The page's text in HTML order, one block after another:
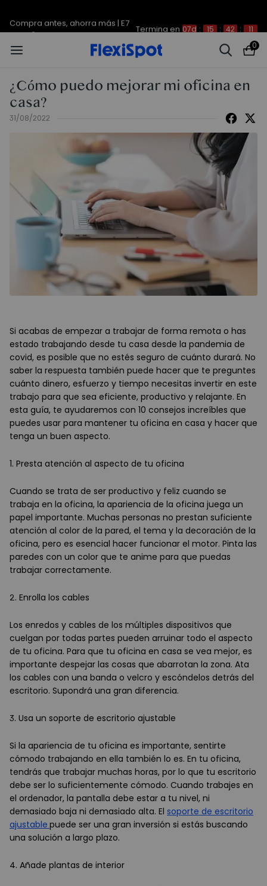
Plus -200 €
0
¿Cómo puedo mejorar mi oficina en
casa?
31/08/2022
Si acabas de empezar a trabajar de forma remota o has
estado trabajando desde tu casa desde la pandemia de
covid, es posible que no estés seguro de cuánto durará. No
saber la respuesta también puede hacer que te preguntes
cuánto dinero, esfuerzo y tiempo necesitas invertir en este
trabajo para que sea eficiente, productivo y relajante. En
esta guía, te ayudaremos con 10 consejos increíbles que
puedes usar para mantener tu oficina en casa y hacer que
tenga un buen aspecto.
1. Presta atención al aspecto de tu oficina
Cuando se trata de ser productivo y feliz cuando se
trabaja en la oficina, la apariencia de la oficina juega un
papel importante. Muchas personas no prestan suficiente
atención al color de la pared, el tema y la decoración de la
oficina, pero es esencial hacer funcionar el motor. Pinta las
paredes con un color que te anime para que puedas
trabajar correctamente.
2. Enrolla los cables
Los enredos y cables de los múltiples dispositivos que
cuelgan por todas partes pueden arruinar todo el aspecto
de tu oficina. Para que tu oficina en casa se vea mejor, es
importante despejar las cosas que abarrotan la zona. Ata
los cables con una banda o velcro y escóndelos detrás del
escritorio. Supondrá una gran diferencia.
3. Usa un soporte de escritorio ajustable
Si la apariencia de tu oficina es importante, sentirte
cómodo trabajando en ella también lo es. En tu oficina,
tendrás que trabajar muchas horas, por lo que tu escritorio
debe ser lo suficientemente cómodo. Cuando trabajes en
el ordenador, la pantalla debe estar a tu nivel, ni
demasiado baja ni demasiado alta. El soporte de escritorio
ajustable puede ser una gran inversión si estás buscando
una solución a largo plazo.
4. Añade plantas de interior